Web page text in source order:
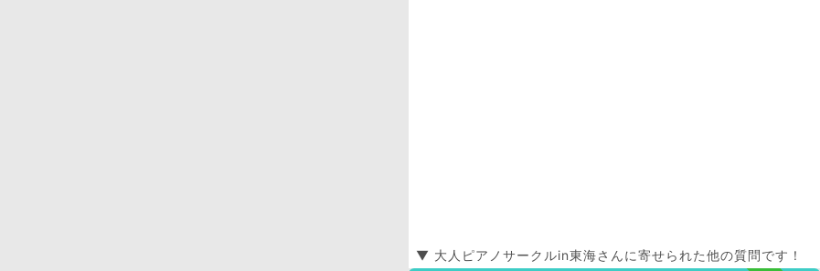
▼ 大人ピアノサークルin東海さんに寄せられた他の質問です！